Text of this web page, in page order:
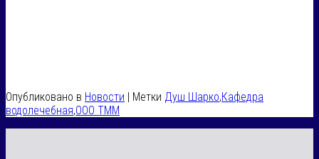
Опубликовано в Новости | Метки Душ Шарко,Кафедра
водолечебная,ООО ТММ